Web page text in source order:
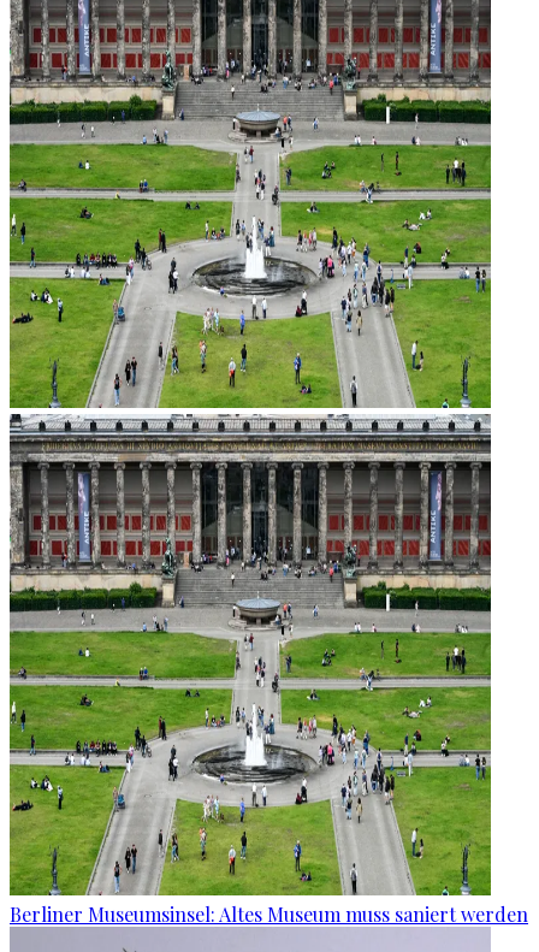
Berliner Museumsinsel: Altes Museum muss saniert werden